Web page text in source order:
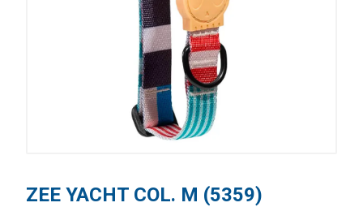
ZEE YACHT COL. M (5359)